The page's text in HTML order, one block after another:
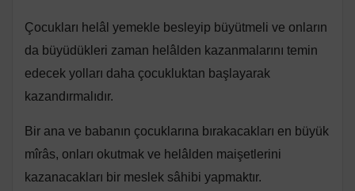
Çocukları helâl yemekle besleyip büyütmeli ve onların
da büyüdükleri zaman helâlden kazanmalarını temin
edecek yolları daha çocukluktan başlayarak
kazandırmalıdır.
Bir ana ve babanın çocuklarına bırakacakları en büyük
mîrâs, onları okutmak ve helâlden maişetlerini
kazanacakları bir meslek sâhibi yapmaktır.